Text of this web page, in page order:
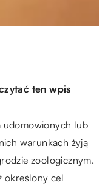
ten wpis
udomowionych lub
warunkach żyją
zoologicznym.
określony cel